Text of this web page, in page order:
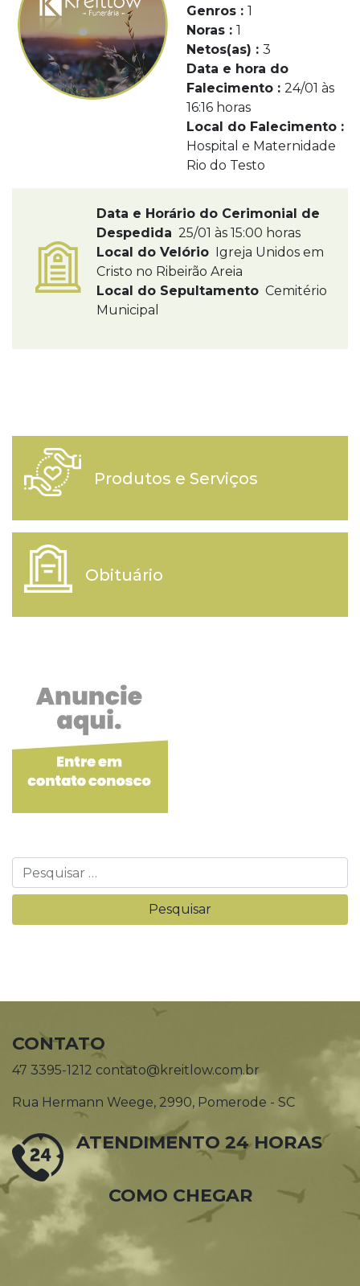
Genros : 1
Noras : 1
Netos(as) : 3
Data e hora do
Falecimento : 24/01 às
16:16 horas
Local do Falecimento :
Hospital e Maternidade
Rio do Testo
Data e Horário do Cerimonial de
Despedida 25/01 às 15:00 horas
Local do Velório Igreja Unidos em
Cristo no Ribeirão Areia
Local do Sepultamento Cemitério
Municipal
Produtos e Serviços
Obituário
CONTATO
47 3395-1212 contato@kreitlow.com.br
Rua Hermann Weege, 2990, Pomerode - SC
ATENDIMENTO 24 HORAS
COMO CHEGAR